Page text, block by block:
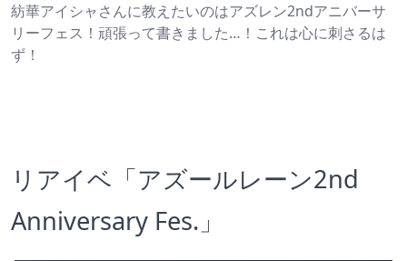
紡華アイシャさんに教えたいのはアズレン2ndアニバーサ
リーフェス！頑張って書きました…！これは心に刺さるは
ず！
リアイベ「アズールレーン2nd
Anniversary Fes.」